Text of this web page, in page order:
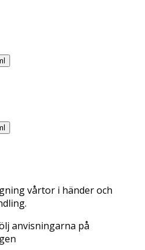
vårtor i händer och
anvisningarna på